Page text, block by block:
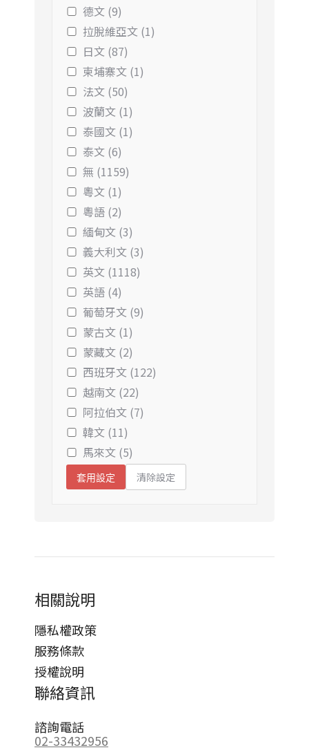
德文 (9)
拉脫維亞文 (1)
日文 (87)
柬埔寨文 (1)
法文 (50)
波蘭文 (1)
泰國文 (1)
泰文 (6)
無 (1159)
粵文 (1)
粵語 (2)
緬甸文 (3)
義大利文 (3)
英文 (1118)
英語 (4)
葡萄牙文 (9)
蒙古文 (1)
蒙藏文 (2)
西班牙文 (122)
越南文 (22)
阿拉伯文 (7)
韓文 (11)
馬來文 (5)
套用設定 清除設定
相關說明
隱私權政策
服務條款
授權說明
聯絡資訊
諮詢電話
02-33432956